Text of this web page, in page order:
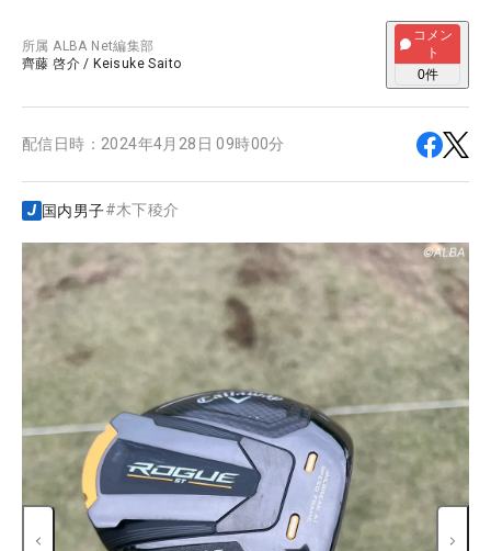
所属ALBA Net編集部
齊藤 啓介 / Keisuke Saito
コメン
ト
0件
配信日時： 2024年4月28日 09時00分
国内男子#木下稜介